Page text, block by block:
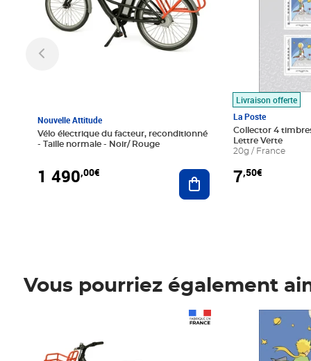
Nouvelle Attitude
Vélo électrique du facteur, reconditionné
- Taille normale - Noir/ Rouge
1 490,00€ Ajouter au panier
Livraison offerte
La Poste
Collector 4
Lettre Verte
20g / France
7,50€
Vous pourriez également
Prix 7,50€